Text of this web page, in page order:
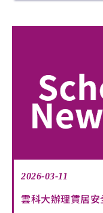
2026-03-11
雲科大辦理賃居